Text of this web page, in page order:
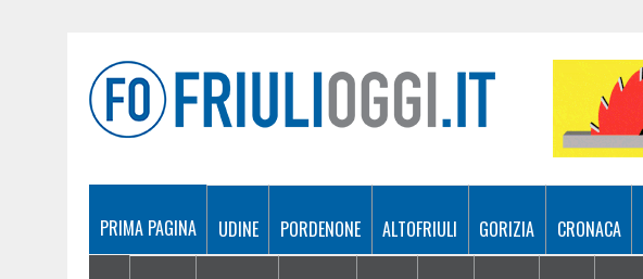
PRIMA PAGINA UDINE PORDENONE ALTOFRIULI GORIZIA CRONACA